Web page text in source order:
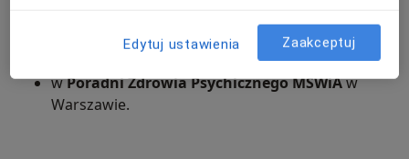
(na Całodobowym
Oddziale Chorób Afektywnych),
wPoradni Zdrowia Psychicznego MSWiAw
Warszawie.
Edytuj ustawienia Zaakceptuj